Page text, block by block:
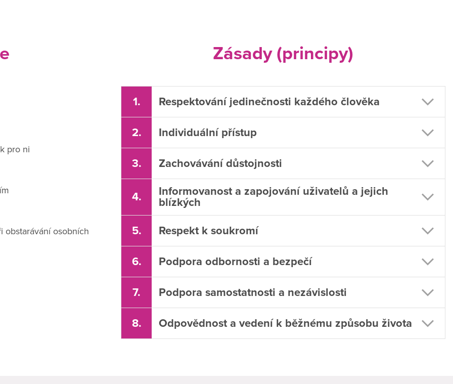
pro ni
obstarávání osobních
Zásady (principy)
1. Respektování jedinečnosti každého člověka
2. Individuální přístup
3. Zachovávání důstojnosti
4.
Informovanost a zapojování uživatelů a jejich
blízkých
5. Respekt k soukromí
6. Podpora odbornosti a bezpečí
7. Podpora samostatnosti a nezávislosti
8. Odpovědnost a vedení k běžnému způsobu života